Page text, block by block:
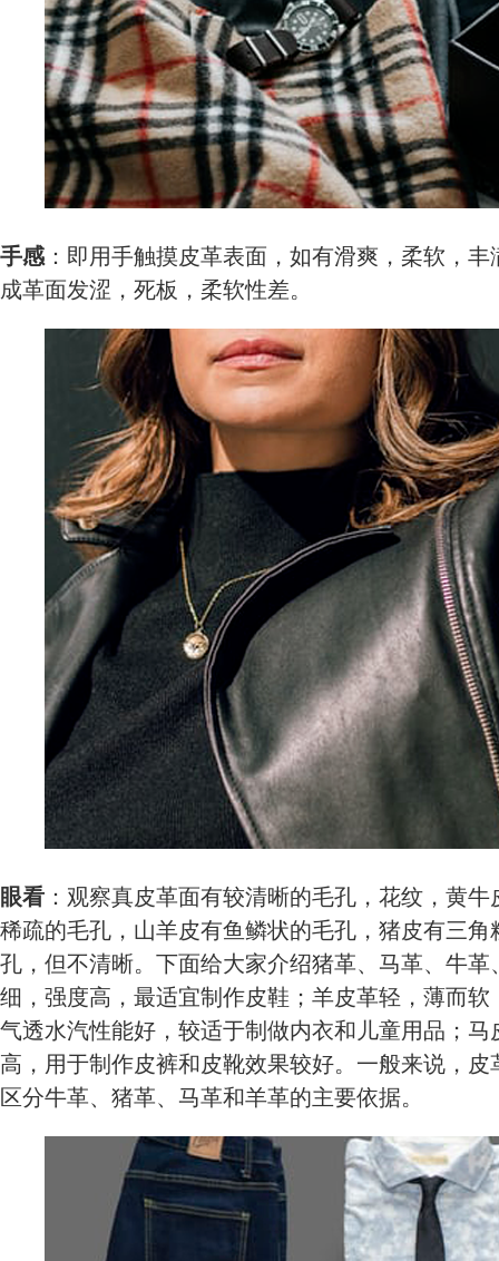
手感：即用手触摸皮革表面，如有滑爽，柔软，
成革面发涩，死板，柔软性差。
眼看 ：观察真皮革面有较清晰的毛孔，花纹，黄
稀疏的毛孔，山羊皮有鱼鳞状的毛孔，猪皮有三
孔，但不清晰。下面给大家介绍猪革、马革、牛
细，强度高，最适宜制作皮鞋；羊皮革轻，薄而
气透水汽性能好，较适于制做内衣和儿童用品；
高，用于制作皮裤和皮靴效果较好。一般来说，
区分牛革、猪革、马革和羊革的主要依据。